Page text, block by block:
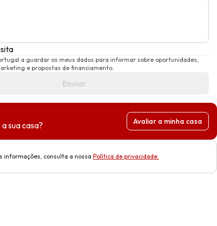
a guardar os meus dados para informar sobre oportunidades,
e propostas de financiamento.
Enviar
sua casa? Avaliar a minha casa
informações, consulta a nossa Política de privacidade.